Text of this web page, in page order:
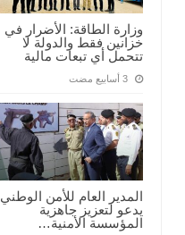
وزارة الطاقة: الأضرار في
خزانين فقط والدولة لا
تتحمل أي تبعات مالية
‏3 أسابيع مضت
المدير العام للأمن الوطني
يدعو لتعزيز جاهزية
المؤسسة الأمنية…